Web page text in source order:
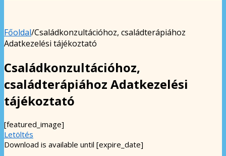
Főoldal/Családkonzultációhoz, családterápiához
Adatkezelési tájékoztató
Családkonzultációhoz,
családterápiához Adatkezelési
tájékoztató
[featured_image]
Letöltés
Download is available until [expire_date]